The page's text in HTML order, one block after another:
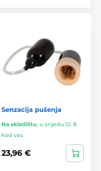
Senzacija pušenja
Na skladištu, u srijedu 12. 8.
kod vas
23,96 €